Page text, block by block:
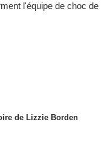
l'équipe de choc de
de Lizzie Borden